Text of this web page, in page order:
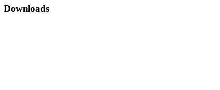
Downloads